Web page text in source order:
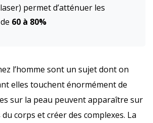
permet d’atténuer les
60 à 80%
l’homme sont un sujet dont on
elles touchent énormément de
sur la peau peuvent apparaître sur
corps et créer des complexes. La